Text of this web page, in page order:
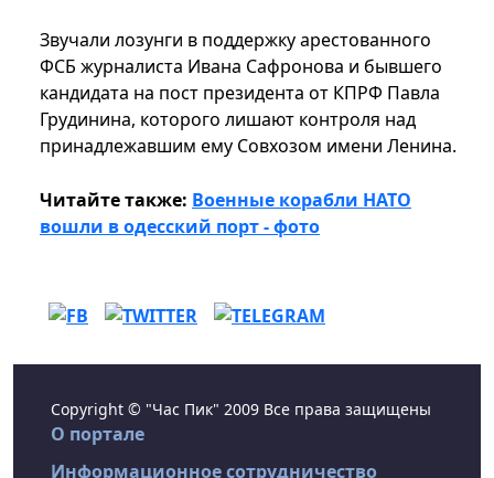
Звучали лозунги в поддержку арестованного
ФСБ журналиста Ивана Сафронова и бывшего
кандидата на пост президента от КПРФ Павла
Грудинина, которого лишают контроля над
принадлежавшим ему Совхозом имени Ленина.
Читайте также: Военные корабли НАТО
вошли в одесский порт - фото
Copyright © "Час Пик" 2009 Все права защищены
О портале
Информационное сотрудничество